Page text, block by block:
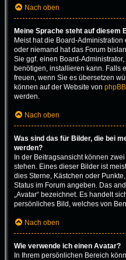
Nach oben
Meine Sprache steht auf diesem
Meist hat die Board-
oder niemand hat das Forum
Sie ggf. einen Board-
benötigen, installieren kann. Falls
freuen, wenn Sie es übersetzen
können auf der Website von
werden.
Nach oben
Was sind das für Bilder, die bei
werden?
In der Beitragsansicht können
stehen. Eines dieser Bilder ist
dies Sterne, Kästchen oder
Status im Forum angeben. Das
„Avatar“ bezeichnet. Es handelt
persönliches Bild, welches von
Nach oben
Wie verwende ich einen Avatar?
In Ihrem persönlichen Bereich